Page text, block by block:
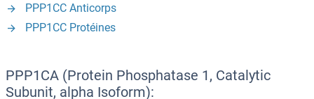
PPP1CC Anticorps
PPP1CC Protéines
PPP1CA (Protein Phosphatase 1, Catalytic
Subunit, alpha Isoform):